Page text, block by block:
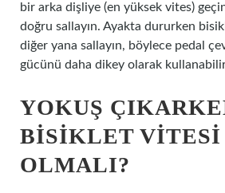
bir arka dişliye (en yüksek vites)
doğru sallayın. Ayakta dururken
diğer yana sallayın, böylece pedal
gücünü daha dikey olarak
YOKUŞ
BISIKLET VITESI
OLMALI?